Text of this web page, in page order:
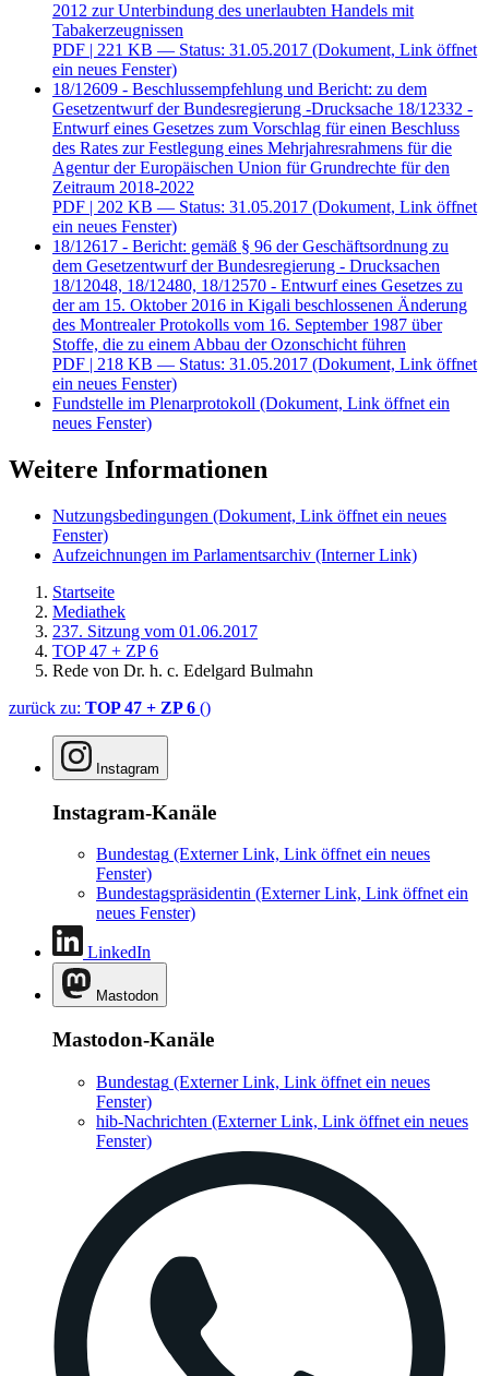
2012 zur Unterbindung des unerlaubten Handels mit
Tabakerzeugnissen
PDF | 221 KB — Status: 31.05.2017 (Dokument, Link öffnet
ein neues Fenster)
18/12609 - Beschlussempfehlung und Bericht: zu dem
Gesetzentwurf der Bundesregierung -Drucksache 18/12332 -
Entwurf eines Gesetzes zum Vorschlag für einen Beschluss
des Rates zur Festlegung eines Mehrjahresrahmens für die
Agentur der Europäischen Union für Grundrechte für den
Zeitraum 2018-2022
PDF | 202 KB — Status: 31.05.2017 (Dokument, Link öffnet
ein neues Fenster)
18/12617 - Bericht: gemäß § 96 der Geschäftsordnung zu
dem Gesetzentwurf der Bundesregierung - Drucksachen
18/12048, 18/12480, 18/12570 - Entwurf eines Gesetzes zu
der am 15. Oktober 2016 in Kigali beschlossenen Änderung
des Montrealer Protokolls vom 16. September 1987 über
Stoffe, die zu einem Abbau der Ozonschicht führen
PDF | 218 KB — Status: 31.05.2017 (Dokument, Link öffnet
ein neues Fenster)
Fundstelle im Plenarprotokoll (Dokument, Link öffnet ein
neues Fenster)
Weitere Informationen
Nutzungsbedingungen (Dokument, Link öffnet ein neues
Fenster)
Aufzeichnungen im Parlamentsarchiv (Interner Link)
Startseite
Mediathek
237. Sitzung vom 01.06.2017
TOP 47 + ZP 6
Rede von Dr. h. c. Edelgard Bulmahn
zurück zu: TOP 47 + ZP 6 ()
Instagram
Instagram-Kanäle
Bundestag (Externer Link, Link öffnet ein neues
Fenster)
Bundestagspräsidentin (Externer Link, Link öffnet ein
neues Fenster)
LinkedIn
Mastodon
Mastodon-Kanäle
Bundestag (Externer Link, Link öffnet ein neues
Fenster)
hib-Nachrichten (Externer Link, Link öffnet ein neues
Fenster)